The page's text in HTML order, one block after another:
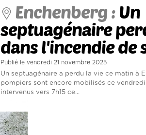
Enchenberg : Un
septuagénaire
dans l'incendie de
Publié le vendredi 21 novembre 2025
Un septuagénaire a perdu la vie ce matin à
pompiers sont encore mobilisés ce
intervenus vers 7h15 ce...